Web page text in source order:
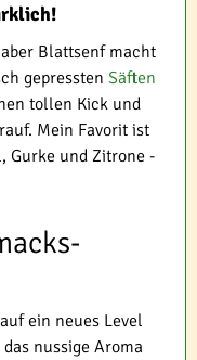
Blattsenf macht
gepressten Säften
tollen Kick und
Mein Favorit ist
Gurke und Zitrone -
ein neues Level
nussige Aroma